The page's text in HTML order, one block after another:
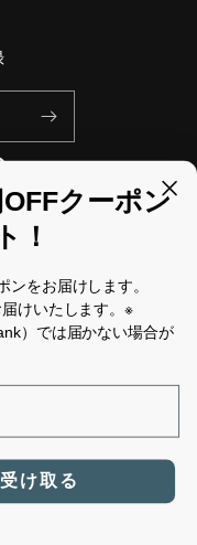
返金ポリシー
配送ポリシー
クーポン
！
ンをお届けします。
けいたします。※
）では届かない場合が
け取る